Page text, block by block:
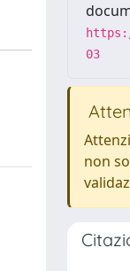
03
non